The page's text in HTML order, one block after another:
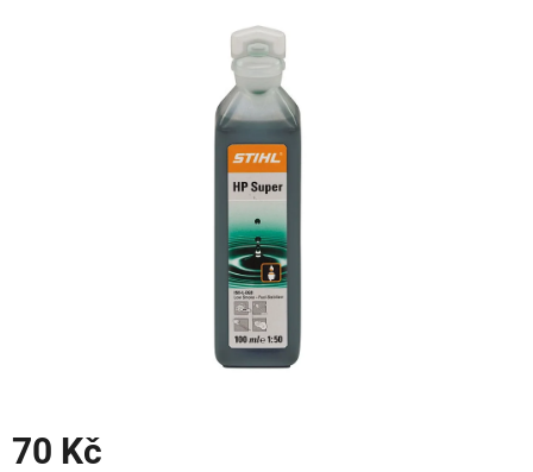
hvězdiček.
70 Kč